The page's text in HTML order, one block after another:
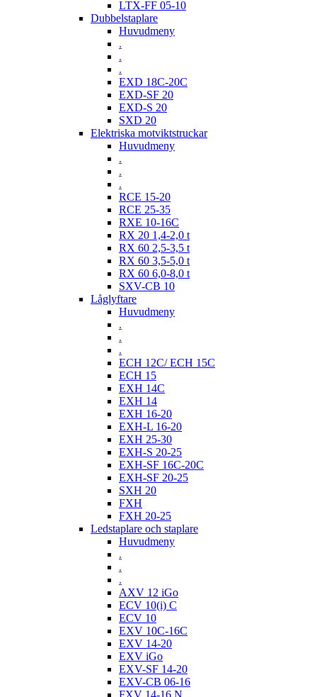
LTX-FF 05-10
Dubbelstaplare
Huvudmeny
.
.
.
EXD 18C-20C
EXD-SF 20
EXD-S 20
SXD 20
Elektriska motviktstruckar
Huvudmeny
.
.
.
RCE 15-20
RCE 25-35
RXE 10-16C
RX 20 1,4-2,0 t
RX 60 2,5-3,5 t
RX 60 3,5-5,0 t
RX 60 6,0-8,0 t
SXV-CB 10
Låglyftare
Huvudmeny
.
.
.
ECH 12C/ ECH 15C
ECH 15
EXH 14C
EXH 14
EXH 16-20
EXH-L 16-20
EXH 25-30
EXH-S 20-25
EXH-SF 16C-20C
EXH-SF 20-25
SXH 20
FXH
FXH 20-25
Ledstaplare och staplare
Huvudmeny
.
.
.
AXV 12 iGo
ECV 10(i) C
ECV 10
EXV 10C-16C
EXV 14-20
EXV iGo
EXV-SF 14-20
EXV-CB 06-16
FXV 14-16 N